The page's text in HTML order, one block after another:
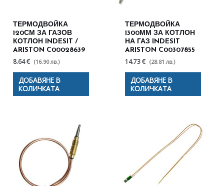
ТЕРМОДВОЙКА
120СМ ЗА ГАЗОВ
КОТЛОН INDESIT /
ARISTON C00028639
8.64 € (16.90 лв.)
ДОБАВЯНЕ В
КОЛИЧКАТА
ТЕРМОДВОЙКА
1300ММ ЗА КОТЛОН
НА ГАЗ INDESIT
ARISTON C00307855
14.73 € (28.81 лв.)
ДОБАВЯНЕ В
КОЛИЧКАТА